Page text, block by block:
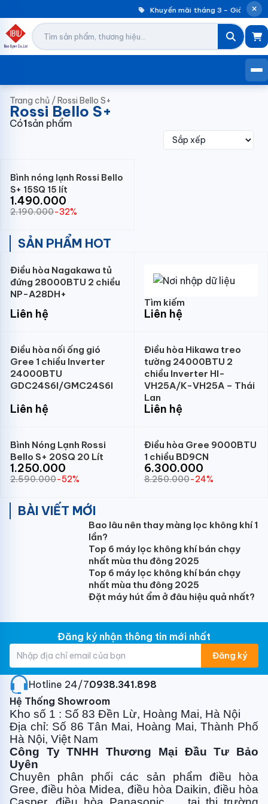
Khuyến mãi tháng 3 – Giảm
Trang chủ /Rossi Bello S+
Rossi Bello S+
Có1sản phẩm
Bình nóng lạnh Rossi Bello
S+ 15SQ 15 lít
1.490.000
2.190.000-32%
SẢN PHẨM HOT
Điều hòa Nagakawa tủ
đứng 28000BTU 2 chiều
NP-A28DH+
Liên hệ
Tìm kiếm
Liên hệ
Điều hòa nối ống gió
Gree 1 chiều Inverter
24000BTU
GDC24S6I/GMC24S6I
Liên hệ
Điều hòa Hikawa treo
tường 24000BTU 2
chiều Inverter HI-
VH25A/K-VH25A – Thái
Lan
Liên hệ
Bình Nóng Lạnh Rossi
Bello S+ 20SQ 20 Lít
1.250.000
2.590.000-52%
Điều hòa Gree 9000BTU
1 chiều BD9CN
6.300.000
8.250.000-24%
BÀI VIẾT MỚI
Bao lâu nên thay màng lọc không khí 1
lần?
Top 6 máy lọc không khí bán chạy
nhất mùa thu đông 2025
Top 6 máy lọc không khí bán chạy
nhất mùa thu đông 2025
Đặt máy hút ẩm ở đâu hiệu quả nhất?
Đăng ký nhận thông tin mới nhất
Đăng ký
Hotline 24/7:0938.341.898
Hệ Thống Showroom
Kho số 1 : Số 83 Đền Lừ, Hoàng Mai, Hà Nội
Địa chỉ: Số 86 Tân Mai, Hoàng Mai, Thành Phố
Hà Nội, Việt Nam
Công Ty TNHH Thương Mại Đầu Tư Bảo
Uyên
Chuyên phân phối các sản phẩm điều hòa
Gree, điều hòa Midea, điều hòa Daikin, điều hòa